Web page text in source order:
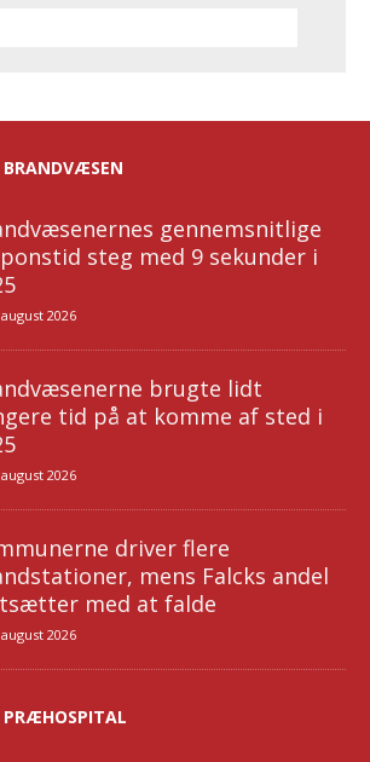
BRANDVÆSEN
gennemsnitlige
steg med 9 sekunder i
2026
brugte lidt
tid på at komme af sted i
2026
driver flere
mens Falcks andel
med at falde
2026
PRÆHOSPITAL